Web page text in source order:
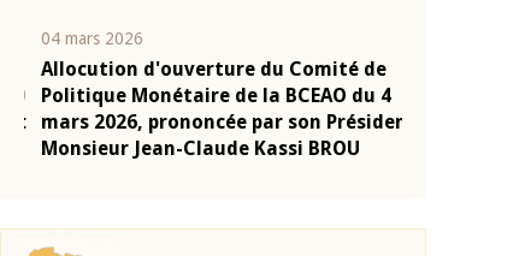
04 mars 2026
Allocution d'ouverture du Comité de
Politique Monétaire de la BCEAO du 4
mars 2026, prononcée par son Président
Monsieur Jean-Claude Kassi BROU